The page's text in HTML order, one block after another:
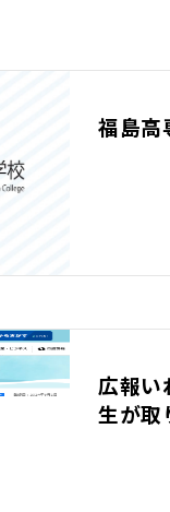
福島高
広報い
生が取